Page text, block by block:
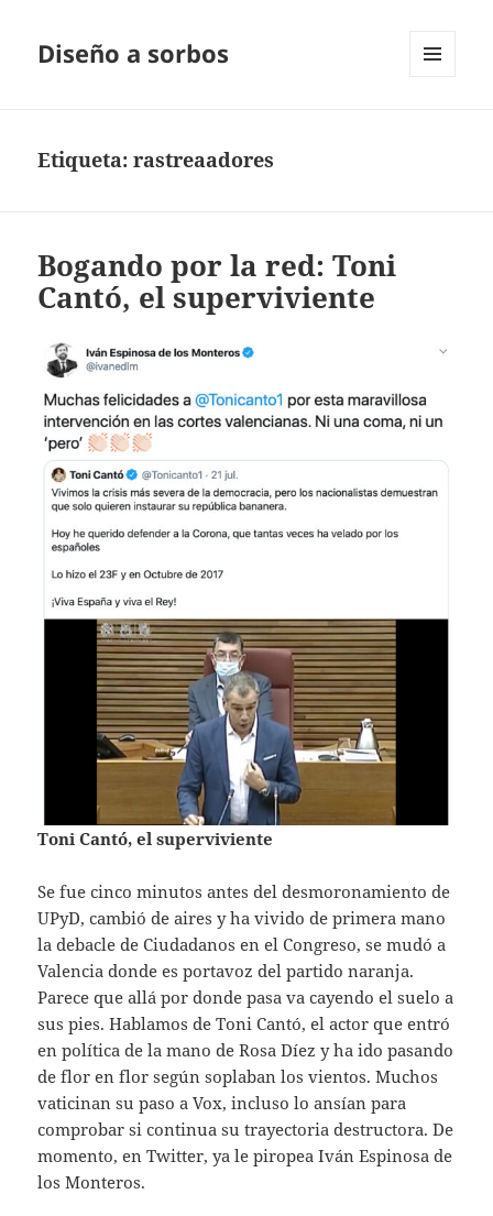
Diseño a sorbos
Etiqueta:rastreaadores
Bogando por la red: Toni
Cantó, el superviviente
Toni Cantó, el superviviente
Se fue cinco minutos antes del desmoronamiento de
UPyD, cambió de aires y ha vivido de primera mano
la debacle de Ciudadanos en el Congreso, se mudó a
Valencia donde es portavoz del partido naranja.
Parece que allá por donde pasa va cayendo el suelo a
sus pies. Hablamos de Toni Cantó, el actor que entró
en política de la mano de Rosa Díez y ha ido pasando
de flor en flor según soplaban los vientos. Muchos
vaticinan su paso a Vox, incluso lo ansían para
comprobar si continua su trayectoria destructora. De
momento, en Twitter, ya le piropea Iván Espinosa de
los Monteros.